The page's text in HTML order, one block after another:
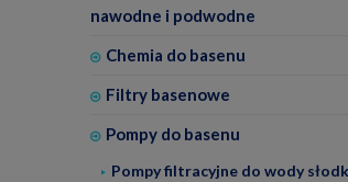
nawodne i podwodne
Chemia do basenu
Filtry basenowe
Pompy do basenu
Pompy filtracyjne do wody